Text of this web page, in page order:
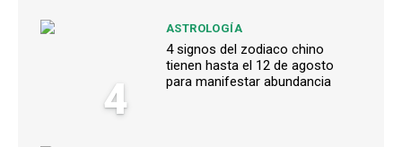
4
ASTROLOGÍA
4 signos del zodiaco chino
tienen hasta el 12 de agosto
para manifestar abundancia